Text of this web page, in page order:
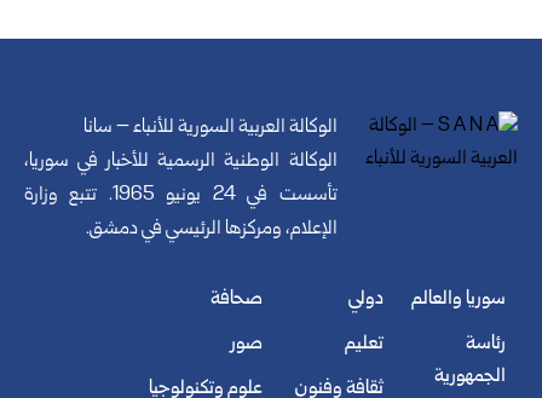
الوكالة العربية السورية للأنباء – سانا
الوكالة الوطنية الرسمية للأخبار في سوريا،
تأسست في 24 يونيو 1965. تتبع وزارة
الإعلام، ومركزها الرئيسي في دمشق.
سوريا والعالم
رئاسة
الجمهورية
دولي
تعليم
ثقافة وفنون
صحافة
صور
علوم وتكنولوجيا